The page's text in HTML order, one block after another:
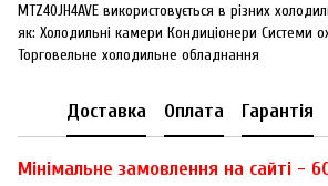
MTZ40JH4AVE використовується в різних
як: Холодильні камери Кондиціонери Системи
Торговельне холодильне обладнання
Доставка Оплата Гарантія
Мінімальне замовлення на сайті -